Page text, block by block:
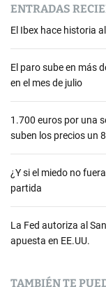
ENTRADAS
El Ibex hace historia
El paro sube en más
en el mes de julio
1.700 euros por una
suben los precios un
¿Y si el miedo no
partida
La Fed autoriza al
apuesta en EE.UU.
TAMBIÉN TE